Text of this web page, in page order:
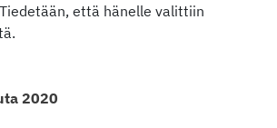
että hänelle valittiin
2020